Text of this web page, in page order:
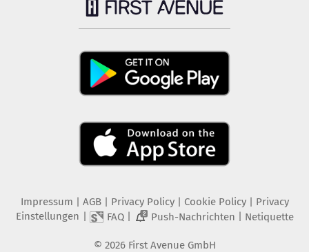
Impressum AGB Privacy Policy| Cookie Policy| Privacy
Einstellungen
FAQ| 2 Push-Nachrichten Netiquette
© 2026 First Avenue GmbH